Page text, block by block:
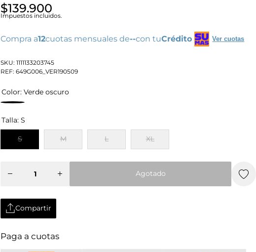
$139.900
Impuestos incluidos.
Compra a12cuotas mensuales de--con tuCrédito Ver cuotas
SKU: 1111133203745
REF: 649G006_VER190509
Color:Verde oscuro
Talla:S
S M L XL
Contrast
para
Chevignon
Agotado
Compartir
Paga a cuotas